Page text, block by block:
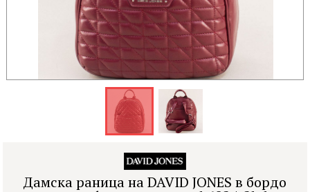
Дамска раница на DAVID JONES в бордо